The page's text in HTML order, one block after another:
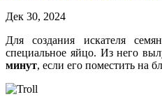
Дек 30, 2024
Для создания искателя
специальное яйцо. Из него
минут, если его поместить на